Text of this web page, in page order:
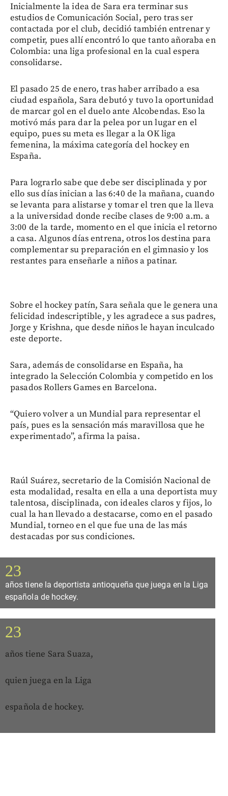
Inicialmente la idea de Sara era terminar sus
estudios de Comunicación Social, pero tras ser
contactada por el club, decidió también entrenar y
competir, pues allí encontró lo que tanto añoraba en
Colombia: una liga profesional en la cual espera
consolidarse.
El pasado 25 de enero, tras haber arribado a esa
ciudad española, Sara debutó y tuvo la oportunidad
de marcar gol en el duelo ante Alcobendas. Eso la
motivó más para dar la pelea por un lugar en el
equipo, pues su meta es llegar a la OK liga
femenina, la máxima categoría del hockey en
España.
Para lograrlo sabe que debe ser disciplinada y por
ello sus días inician a las 6:40 de la mañana, cuando
se levanta para alistarse y tomar el tren que la lleva
a la universidad donde recibe clases de 9:00 a.m. a
3:00 de la tarde, momento en el que inicia el retorno
a casa. Algunos días entrena, otros los destina para
complementar su preparación en el gimnasio y los
restantes para enseñarle a niños a patinar.
Sobre el hockey patín, Sara señala que le genera una
felicidad indescriptible, y les agradece a sus padres,
Jorge y Krishna, que desde niños le hayan inculcado
este deporte.
Sara, además de consolidarse en España, ha
integrado la Selección Colombia y competido en los
pasados Rollers Games en Barcelona.
“Quiero volver a un Mundial para representar el
país, pues es la sensación más maravillosa que he
experimentado”, afirma la paisa.
Raúl Suárez, secretario de la Comisión Nacional de
esta modalidad, resalta en ella a una deportista muy
talentosa, disciplinada, con ideales claros y fijos, lo
cual la han llevado a destacarse, como en el pasado
Mundial, torneo en el que fue una de las más
destacadas por sus condiciones.
23
años tiene la deportista antioqueña que juega en la Liga
española de hockey.
23
años tiene Sara Suaza,
quien juega en la Liga
española de hockey.